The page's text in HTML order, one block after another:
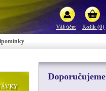
Váš účet Košík (0)
Doporučujeme